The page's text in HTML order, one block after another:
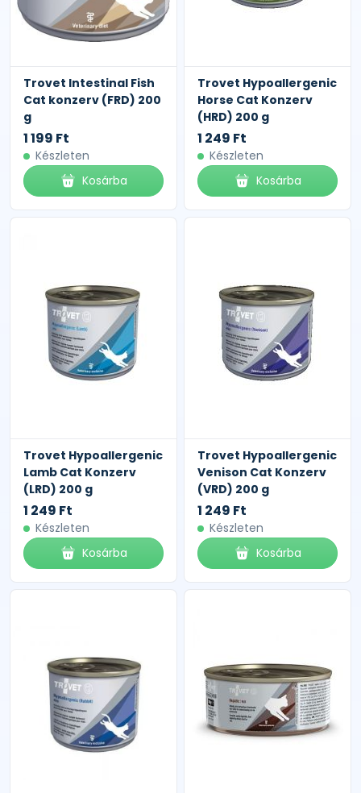
Trovet Intestinal Fish
Cat konzerv (FRD) 200
g
1 199 Ft
Készleten
Kosárba
Trovet Hypoallergenic
Horse Cat Konzerv
(HRD) 200 g
1 249 Ft
Készleten
Kosárba
Trovet Hypoallergenic
Lamb Cat Konzerv
(LRD) 200 g
1 249 Ft
Készleten
Kosárba
Trovet Hypoallergenic
Venison Cat Konzerv
(VRD) 200 g
1 249 Ft
Készleten
Kosárba